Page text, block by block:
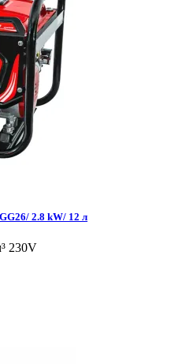
2.8 kW/ 12 л
230V